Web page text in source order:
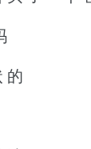
的